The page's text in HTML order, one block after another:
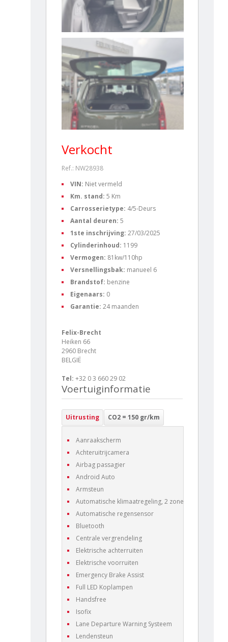
Verkocht
Ref.: NW28938
VIN: Niet vermeld
Km. stand: 5 Km
Carrosserietype: 4/5-Deurs
Aantal deuren: 5
1ste inschrijving: 27/03/2025
Cylinderinhoud: 1199
Vermogen: 81kw/110hp
Versnellingsbak: manueel 6
Brandstof: benzine
Eigenaars: 0
Garantie: 24 maanden
Felix-Brecht
Heiken 66
2960 Brecht
BELGIË
Tel: +32 0 3 660 29 02
Voertuiginformatie
Uitrusting CO2 = 150 gr/km
Aanraakscherm
Achteruitrijcamera
Airbag passagier
Android Auto
Armsteun
Automatische klimaatregeling, 2 zones
Automatische regensensor
Bluetooth
Centrale vergrendeling
Elektrische achterruiten
Elektrische voorruiten
Emergency Brake Assist
Full LED Koplampen
Handsfree
Isofix
Lane Departure Warning Systeem
Lendensteun